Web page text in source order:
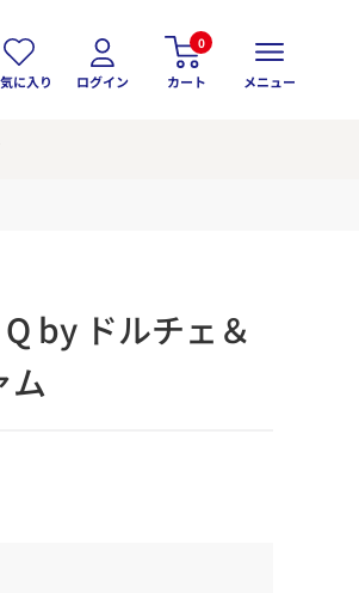
に入り ログイン
0
カート メニュー
by ドルチェ＆
ム